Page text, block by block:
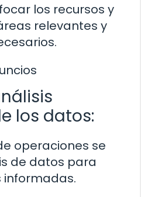
los recursos y
relevantes y
los datos:
operaciones se
de datos para
informadas.